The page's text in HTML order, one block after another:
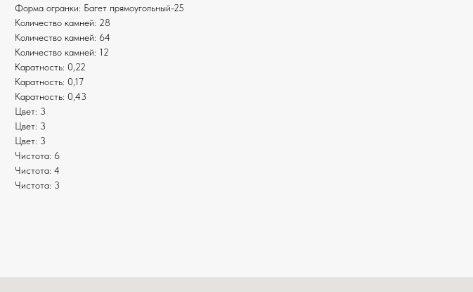
Форма огранки: Багет прямоугольный-25
Количество камней: 28
Количество камней: 64
Количество камней: 12
Каратность: 0,22
Каратность: 0,17
Каратность: 0,43
Цвет: 3
Цвет: 3
Цвет: 3
Чистота: 6
Чистота: 4
Чистота: 3